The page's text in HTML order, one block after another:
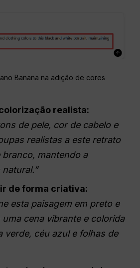
Banana na adição de cores
realista:
de pele, cor de cabelo e
realistas a este retrato
branco, mantendo a
de forma criativa:
esta paisagem em preto e
cena vibrante e colorida
verde, céu azul e folhas de